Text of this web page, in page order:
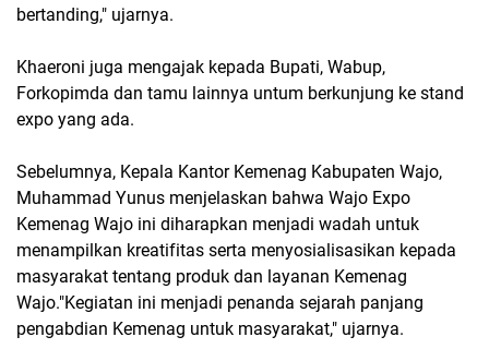
bertanding," ujarnya.
Khaeroni juga mengajak kepada Bupati, Wabup,
Forkopimda dan tamu lainnya untum berkunjung ke stand
expo yang ada.
Sebelumnya, Kepala Kantor Kemenag Kabupaten Wajo,
Muhammad Yunus menjelaskan bahwa Wajo Expo
Kemenag Wajo ini diharapkan menjadi wadah untuk
menampilkan kreatifitas serta menyosialisasikan kepada
masyarakat tentang produk dan layanan Kemenag
Wajo."Kegiatan ini menjadi penanda sejarah panjang
pengabdian Kemenag untuk masyarakat," ujarnya.